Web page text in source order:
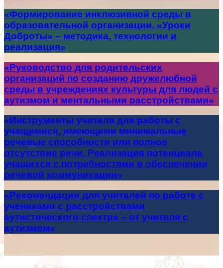
«Формирование инклюзивной среды в
образовательной организации. «Уроки
Доброты» – методика, технологии и
реализация»
«Руководство для родительских
организаций по созданию дружелюбной
среды в учреждениях культуры для людей с
аутизмом и ментальными расстройствами»
«Инструменты учителя для работы с
учащимися, имеющими минимальные
речевые способности или полное
отсутствие речи. Реализация потенциала
учащихся с потребностями в обеспечении
речевой коммуникации»
«Рекомендации для учителей по работе с
учениками с расстройствами
аутистического спектра – от учителя с
аутизмом»